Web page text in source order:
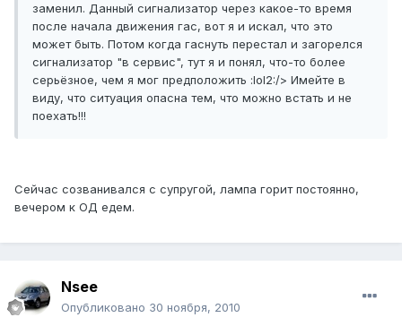
заменил. Данный сигнализатор через какое-то время
после начала движения гас, вот я и искал, что это
может быть. Потом когда гаснуть перестал и загорелся
сигнализатор "в сервис", тут я и понял, что-то более
серьёзное, чем я мог предположить :lol2:/> Имейте в
виду, что ситуация опасна тем, что можно встать и не
поехать!!!
Сейчас созванивался с супругой, лампа горит постоянно,
вечером к ОД едем.
Nsee
Опубликовано 30 ноября, 2010